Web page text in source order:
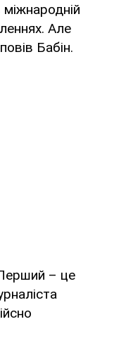
Але
Бабін.
– це